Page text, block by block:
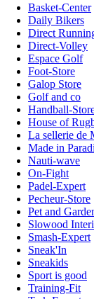
Basket-Center
Daily Bikers
Direct
Direct-Volley
Espace Golf
Foot-Store
Galop Store
Golf and co
Handball-
House of
La sellerie de
Made in
Nauti-wave
On-Fight
Padel-Expert
Pecheur-Store
Pet and
Slowood
Smash-Expert
Sneak'In
Sneakids
Sport is good
Training-Fit